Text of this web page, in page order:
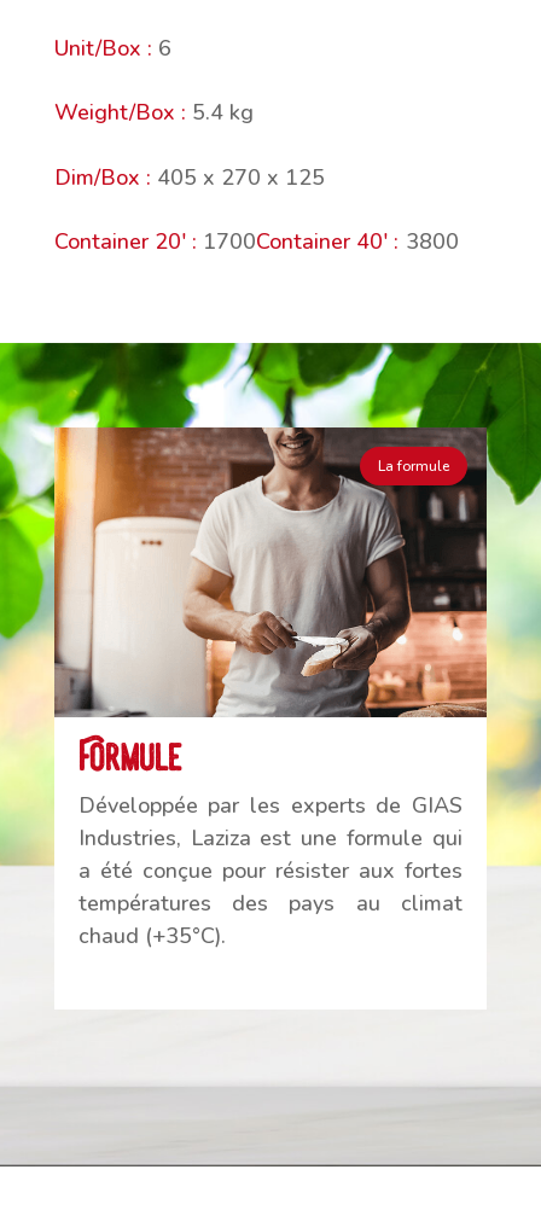
6
5.4 kg
405 x 270 x 125
1700 3800
La formule
Formule
Développée par les experts de GIAS
Industries, Laziza est une formule qui
a été conçue pour résister aux fortes
températures des pays au climat
chaud (+35°C).